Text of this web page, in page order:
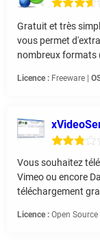
Gratuit et très
vous permet
nombreux formats
Licence : Freeware |
Vous souhaitez
Vimeo ou encore
téléchargement
Licence : Open Source |